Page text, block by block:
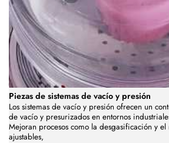
Piezas de sistemas de vacío y presión
Los sistemas de vacío y presión ofrecen un
de vacío y presurizados en entornos
Mejoran procesos como la desgasificación y
ajustables,